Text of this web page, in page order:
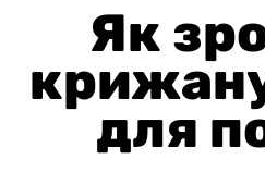
Як
для